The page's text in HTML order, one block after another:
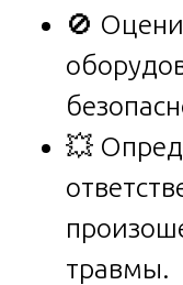
🚫
💥
травмы.